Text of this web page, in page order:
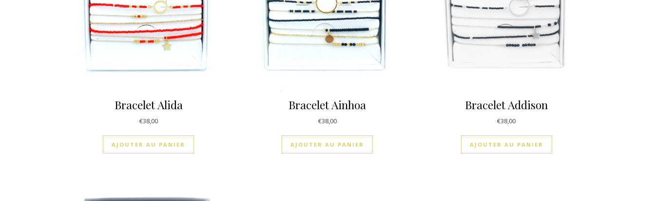
Bracelet Alida
€38,00
AJOUTER AU PANIER
Bracelet Ainhoa
€38,00
AJOUTER AU PANIER
Bracelet Addison
€38,00
AJOUTER AU PANIER